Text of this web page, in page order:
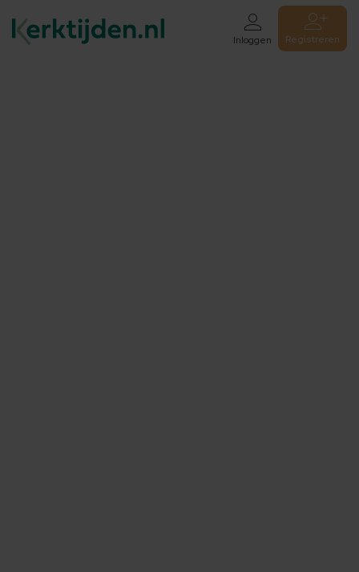
Inloggen Registreren